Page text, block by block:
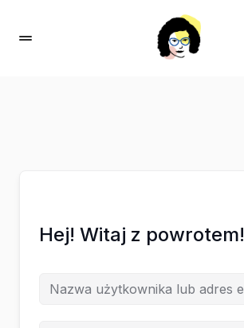
Hej! Witaj z powrotem!